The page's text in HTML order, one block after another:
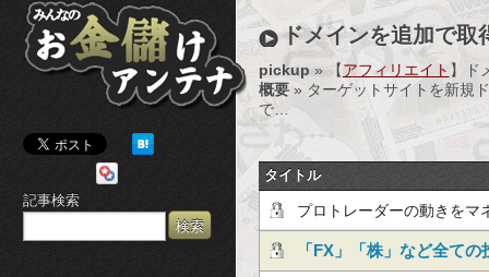
み
ん
な
の
お
金
儲
記事検索
ドメインを追加で取
pickup » 【アフィリエイト 】ド
概要» ターゲットサイトを新規
で…
タイトル
プロトレーダーの動きをマ
「FX」「株」など全て